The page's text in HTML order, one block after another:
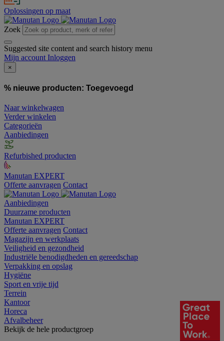
Oplossingen op maat
Zoek
Suggested site content and search history menu
Mijn account Inloggen
×
% nieuwe producten: Toegevoegd
Naar winkelwagen
Verder winkelen
Categorieën
Aanbiedingen
Refurbished producten
Manutan EXPERT
Offerte aanvragen Contact
Aanbiedingen
Duurzame producten
Manutan EXPERT
Offerte aanvragen Contact
Magazijn en werkplaats
Veiligheid en gezondheid
Industriële benodigdheden en gereedschap
Verpakking en opslag
Hygiëne
Sport en vrije tijd
Terrein
Kantoor
Horeca
Afvalbeheer
Bekijk de hele productgroep